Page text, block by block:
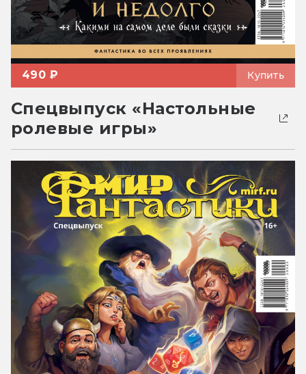
490 ₽ Купить
Спецвыпуск «Настольные
ролевые игры»